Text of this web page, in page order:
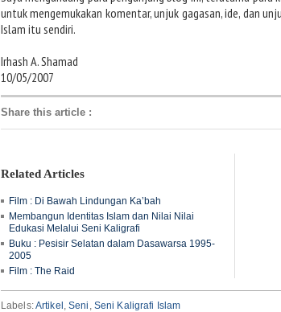
untuk mengemukakan komentar, unjuk gagasan, ide, dan
Islam itu sendiri.
Irhash A. Shamad
10/05/2007
Share this article :
Related Articles
Film : Di Bawah Lindungan Ka’bah
Membangun Identitas Islam dan Nilai Nilai
Edukasi Melalui Seni Kaligrafi
Buku : Pesisir Selatan dalam Dasawarsa 1995-
2005
Film : The Raid
Labels:Artikel,Seni , Seni Kaligrafi Islam